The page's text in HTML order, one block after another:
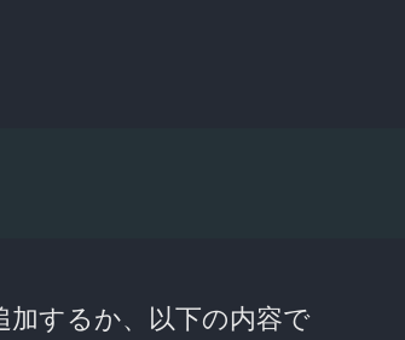
加するか、以下の内容で